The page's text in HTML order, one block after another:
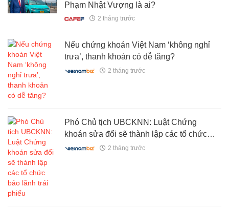
Phạm Nhật Vượng là ai?
2 tháng trước
Nếu chứng khoán Việt Nam ‘không nghỉ
trưa’, thanh khoản có dễ tăng?
2 tháng trước
Phó Chủ tịch UBCKNN: Luật Chứng
khoán sửa đổi sẽ thành lập các tổ chức
bảo lãnh trái phiếu
2 tháng trước